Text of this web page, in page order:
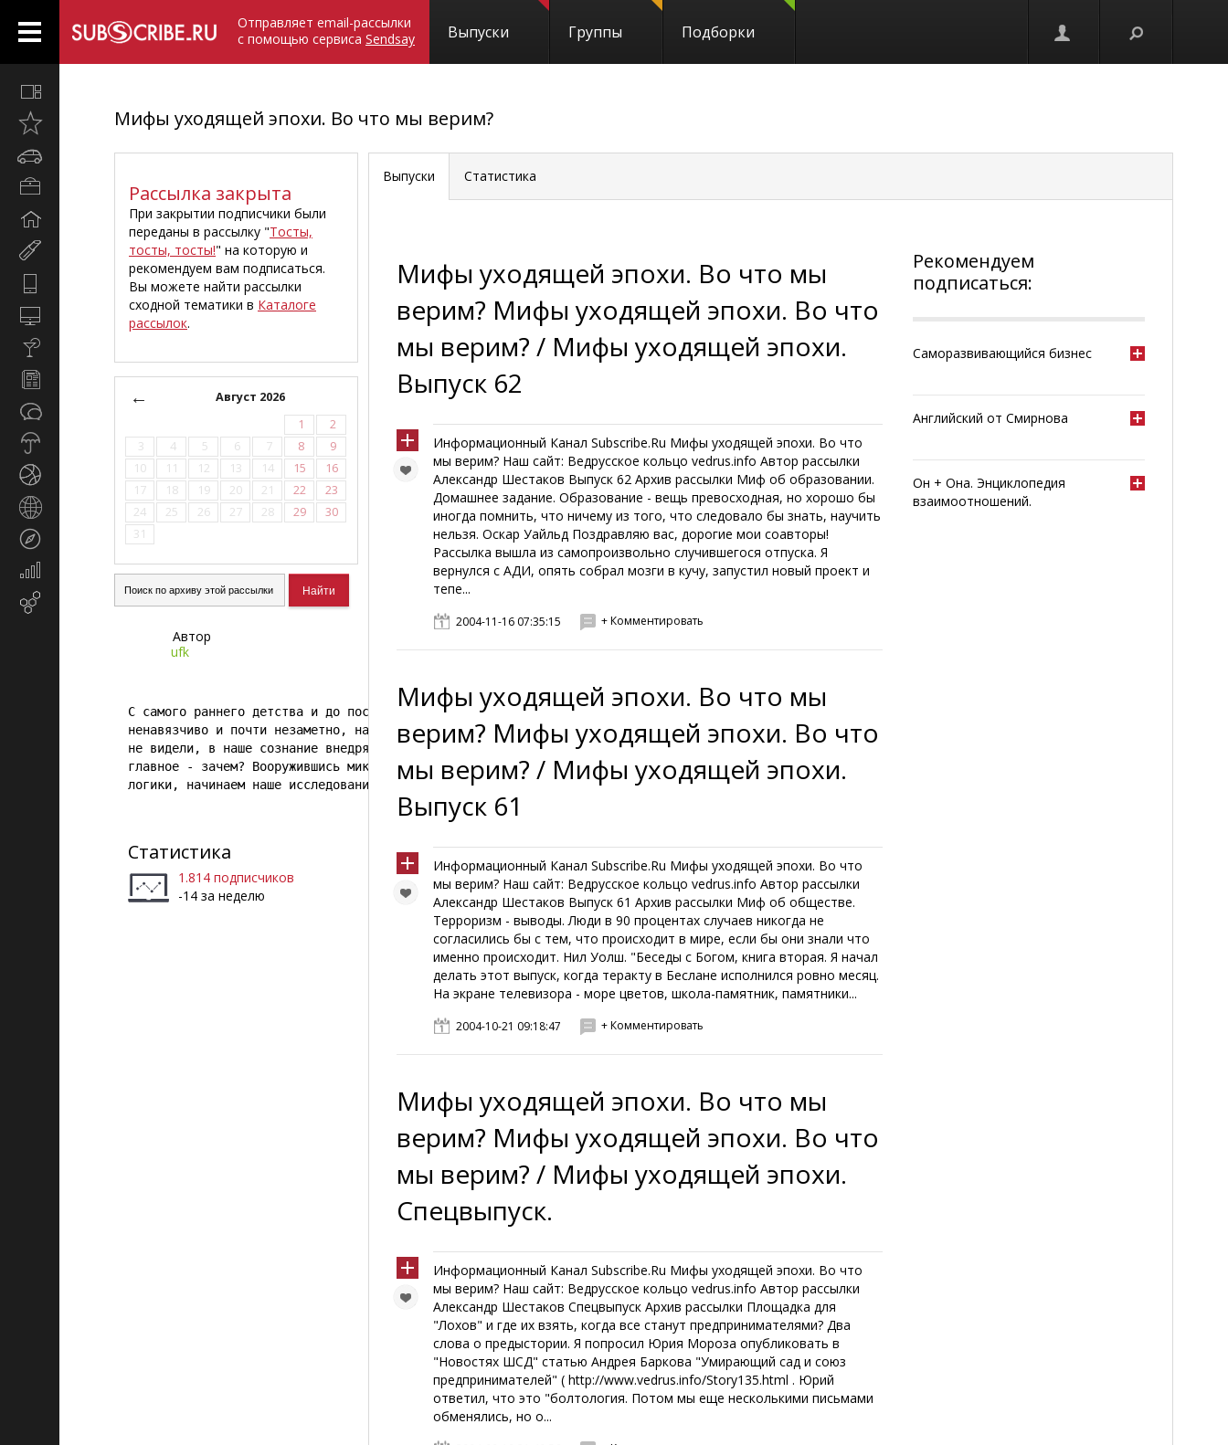
Отправляет email-рассылки
с помощью сервиса Sendsay Выпуски Группы Подборки
Открыто
Автомобили
Компьютеры
Новости
Экономика
финансы
Мифы уходящей эпохи. Во что мы верим?
Рассылка закрыта
При закрытии подписчики были
переданы в рассылку "Тосты,
тосты, тосты!" на которую и
рекомендуем вам подписаться.
Вы можете найти рассылки
сходной тематики в Каталоге
рассылок.
←
Август 2026
1
2
3
4 5 6 7 8
9
10
11 12 13 14 15
16
17
18 19 20 21 22
23
24
25 26 27 28 29
30
31
Автор
ufk
С самого раннего детства и до последнего вздоха, назойливо и грубо или
ненавязчиво и почти незаметно, нашими близкими и людьми, которых мы никогда
не видели, в наше сознание внедряются тысячи мифов. Кто это делает? Как? И
главное - зачем? Вооружившись микроскопом внимания и острым скальпелем
логики, начинаем наше исследование...
Статистика
1.814 подписчиков
-14 за неделю
Выпуски Статистика
Мифы уходящей эпохи. Во что мы
верим? Мифы уходящей эпохи. Во что
мы верим? / Мифы уходящей эпохи.
Выпуск 62
Информационный Канал Subscribe.Ru Мифы уходящей эпохи. Во что
мы верим? Наш сайт: Ведрусское кольцо vedrus.info Автор рассылки
Александр Шестаков Выпуск 62 Архив рассылки Миф об образовании.
Домашнее задание. Образование - вещь превосходная, но хорошо бы
иногда помнить, что ничему из того, что следовало бы знать, научить
нельзя. Оскар Уайльд Поздравляю вас, дорогие мои соавторы!
Рассылка вышла из самопроизвольно случившегося отпуска. Я
вернулся с АДИ, опять собрал мозги в кучу, запустил новый проект и
тепе...
2004-11-16 07:35:15 + Комментировать
Мифы уходящей эпохи. Во что мы
верим? Мифы уходящей эпохи. Во что
мы верим? / Мифы уходящей эпохи.
Выпуск 61
Информационный Канал Subscribe.Ru Мифы уходящей эпохи. Во что
мы верим? Наш сайт: Ведрусское кольцо vedrus.info Автор рассылки
Александр Шестаков Выпуск 61 Архив рассылки Миф об обществе.
Терроризм - выводы. Люди в 90 процентах случаев никогда не
согласились бы с тем, что происходит в мире, если бы они знали что
именно происходит. Нил Уолш. "Беседы с Богом, книга вторая. Я начал
делать этот выпуск, когда теракту в Беслане исполнился ровно месяц.
На экране телевизора - море цветов, школа-памятник, памятники...
2004-10-21 09:18:47 + Комментировать
Мифы уходящей эпохи. Во что мы
верим? Мифы уходящей эпохи. Во что
мы верим? / Мифы уходящей эпохи.
Спецвыпуск.
Информационный Канал Subscribe.Ru Мифы уходящей эпохи. Во что
мы верим? Наш сайт: Ведрусское кольцо vedrus.info Автор рассылки
Александр Шестаков Спецвыпуск Архив рассылки Площадка для
"Лохов" и где их взять, когда все станут предпринимателями? Два
слова о предыстории. Я попросил Юрия Мороза опубликовать в
"Новостях ШСД" статью Андрея Баркова "Умирающий сад и союз
предпринимателей" ( http://www.vedrus.info/Story135.html . Юрий
ответил, что это "болтология. Потом мы еще несколькими письмами
обменялись, но о...
Рекомендуем
подписаться:
Саморазвивающийся бизнес
Английский от Смирнова
Он + Она. Энциклопедия
взаимоотношений.